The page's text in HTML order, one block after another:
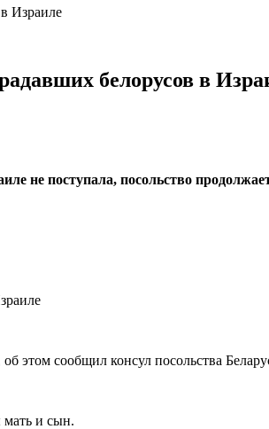
Израиле
белорусов в
не поступала, посольство
этом сообщил консул посольства
мать и сын.